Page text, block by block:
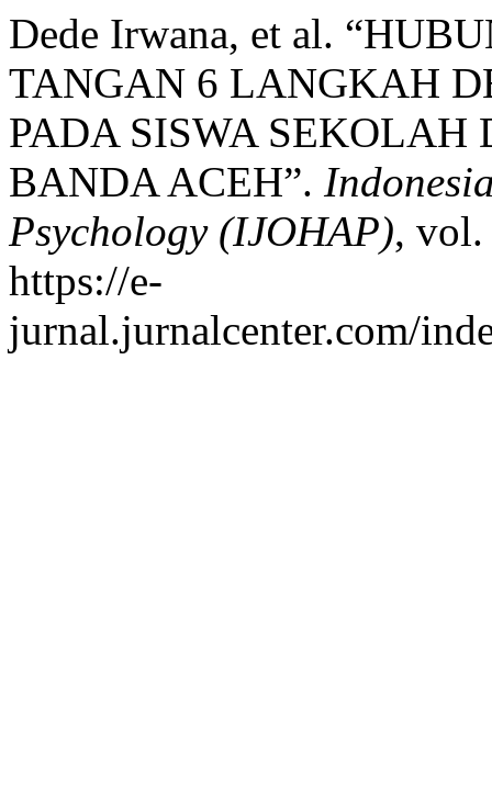
Dede Irwana, et al.
TANGAN 6 LANGKAH
PADA SISWA SEKOLAH
BANDA ACEH”.
Psychology (IJOHAP), vol.
https://e-
jurnal.jurnalcenter.com/